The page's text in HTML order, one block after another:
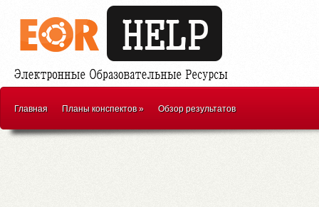
Главная Планы конспектов» Обзор результатов